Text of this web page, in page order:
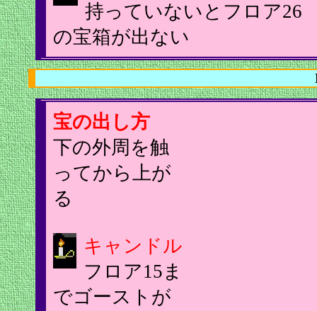
持っていないとフロア26
の宝箱が出ない
宝の出し方
下の外周を触
ってから上が
る
キャンドル
フロア15ま
でゴーストが